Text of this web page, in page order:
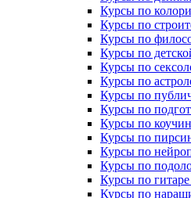
Курсы по
Курсы по
Курсы по
Курсы по
Курсы по
Курсы по
Курсы по
Курсы по
Курсы по
Курсы по
Курсы по
Курсы по
Курсы по
Курсы по